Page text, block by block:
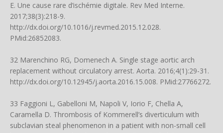
E. Une cause rare d’ischémie digitale. Rev Med Interne.
2017;38(3):218-9.
http://dx.doi.org/10.1016/j.revmed.2015.12.028.
PMid:26852083.
32 Marenchino RG, Domenech A. Single stage aortic arch
replacement without circulatory arrest. Aorta. 2016;4(1):29-31.
http://dx.doi.org/10.12945/j.aorta.2016.15.008. PMid:27766272.
33 Faggioni L, Gabelloni M, Napoli V, Iorio F, Chella A,
Caramella D. Thrombosis of Kommerell’s diverticulum with
subclavian steal phenomenon in a patient with non-small cell